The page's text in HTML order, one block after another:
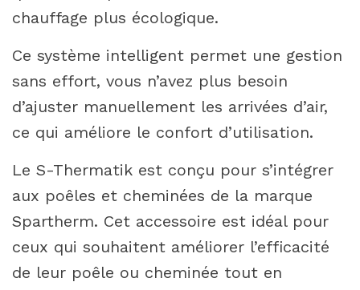
chauffage plus écologique.
Ce système intelligent permet une gestion
sans effort, vous n’avez plus besoin
d’ajuster manuellement les arrivées d’air,
ce qui améliore le confort d’utilisation.
Le S-Thermatik est conçu pour s’intégrer
aux poêles et cheminées de la marque
Spartherm. Cet accessoire est idéal pour
ceux qui souhaitent améliorer l’efficacité
de leur poêle ou cheminée tout en